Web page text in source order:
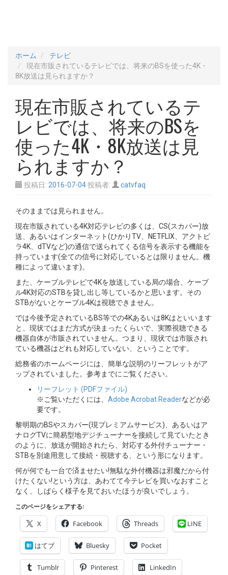
ホーム
テレビ
現在市販されているテレビでは、将来のBSを使った4K・
8K放送は見られますか？
現在市販されているテ
レビでは、将来のBSを
使った4K・8K放送は見
られますか？
投稿日: 2016-07-04投稿者: catvfaq
そのままでは見られません。
現在市販されている4K対応テレビの多くは、CS(スカパー)放
送、あるいはインターネット(ひかりTV、NETFLIX、アクトビ
ラ4K、dTVなど)の通信で送られてくる信号を表示する機能を
持っています(全ての信号に対応しているとは限りません。機
種によって違います)。
また、ケーブルテレビで4Kを放送している局の場合、ケーブ
ル4K対応のSTBを貸し出し等しているかと思います。その
STBがないとケーブル4Kは視聴できません。
では今後予定されているBS等での4Kあるいは8Kはといいます
と、現状ではまだ方式が決まったくらいで、実際視聴できる
機器自体が市販されていません。つまり、現状では市販され
ている機器はどれも対応していない、ということです。
総務省のホームページには、簡単な説明のリーフレットがア
ップされていました。参考までにご覧ください。
リーフレット (PDFファイル)
※ご覧いただくには、 Adobe Acrobat Readerなどが必
要です。
黎明期のBSやスカパー(現プレミアムサービス)、あるいはア
ナログTVに簡易型地デジチューナーを接続して見ていたとき
のように、放送が開始されたら、対応する外付チューナー・
STBを別途用意して接続・視聴する、という形になります。
何が何でも一台で済ませたい!無駄な外付機器は邪魔だから付
けたくない!という方は、あわてて今テレビを買いなおすこと
なく、しばらく様子を見ておいたほうが良いでしょう。
このページをシェアする:
X Facebook Threads LINE
はてブ Bluesky Pocket
Tumblr Pinterest LinkedIn